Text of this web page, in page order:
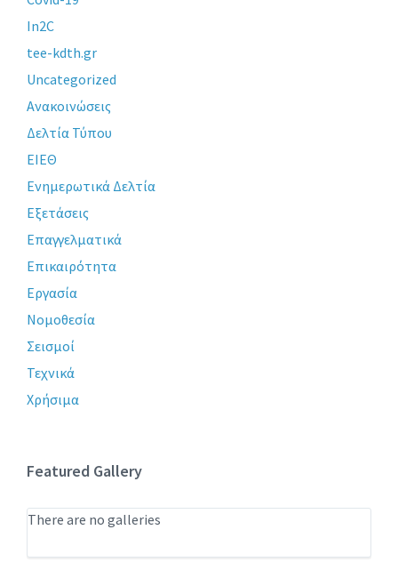
In2C
tee-kdth.gr
Uncategorized
Ανακοινώσεις
Δελτία Τύπου
ΕΙΕΘ
Ενημερωτικά Δελτία
Εξετάσεις
Επαγγελματικά
Επικαιρότητα
Εργασία
Νομοθεσία
Σεισμοί
Τεχνικά
Χρήσιμα
Featured Gallery
There are no galleries